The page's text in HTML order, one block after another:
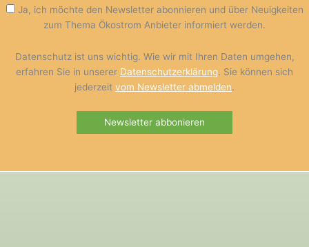
Ja, ich möchte den Newsletter abonnieren und über Neuigkeiten
zum Thema Ökostrom Anbieter informiert werden.
Datenschutz ist uns wichtig. Wie wir mit Ihren Daten umgehen,
erfahren Sie in unserer Datenschutzerklärung. Sie können sich
jederzeit vom Newsletter abmelden.